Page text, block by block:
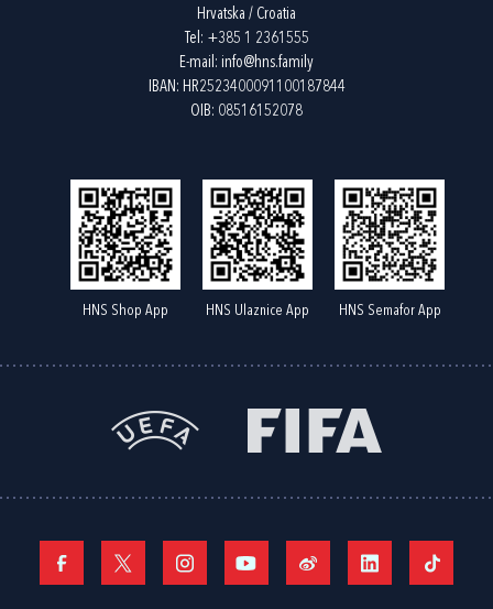
Hrvatska / Croatia
Tel: +385 1 2361555
E-mail: info@hns.family
IBAN: HR2523400091100187844
OIB: 08516152078
HNS Shop App HNS Ulaznice App HNS Semafor App